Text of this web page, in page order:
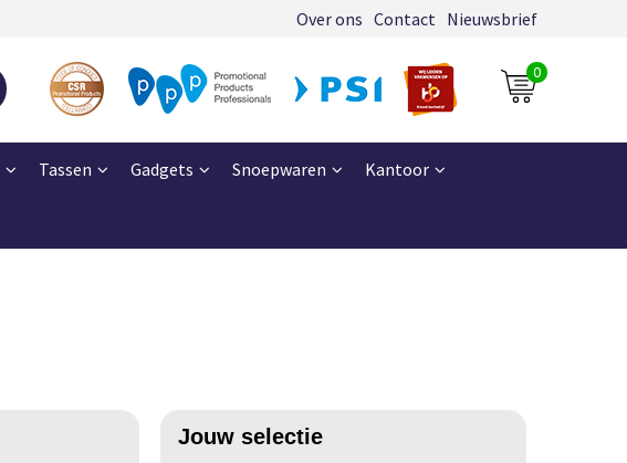
Over ons Contact Nieuwsbrief
0
Tassen Gadgets Snoepwaren Kantoor
Jouw selectie